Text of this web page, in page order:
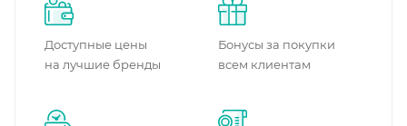
Доступные цены
на лучшие бренды
Бонусы за покупки
всем клиентам